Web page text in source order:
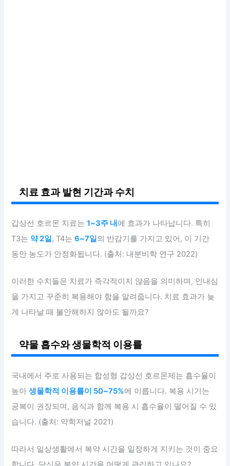
치료 효과 발현 기간과 수치
갑상선 호르몬 치료는1~3주 내에 효과가 나타납니다. 특히
T3는 약 2일, T4는6~7일의 반감기를 가지고 있어, 이 기간
동안 농도가 안정화됩니다. (출처: 내분비학 연구 2022)
이러한 수치들은 치료가 즉각적이지 않음을 의미하며, 인내심
을 가지고 꾸준히 복용해야 함을 알려줍니다. 치료 효과가 늦
게 나타날 때 불안해하지 않아도 될까요?
약물 흡수와 생물학적 이용률
국내에서 주로 사용되는 합성형 갑상선 호르몬제는 흡수율이
높아생물학적 이용률이 50~75%에 이릅니다. 복용 시기는
공복이 권장되며, 음식과 함께 복용 시 흡수율이 떨어질 수 있
습니다. (출처: 약학저널 2021)
따라서 일상생활에서 복약 시간을 일정하게 지키는 것이 중요